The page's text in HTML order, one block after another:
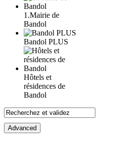
1.Mairie de
Bandol
Bandol PLUS
Hôtels et
résidences de
Bandol